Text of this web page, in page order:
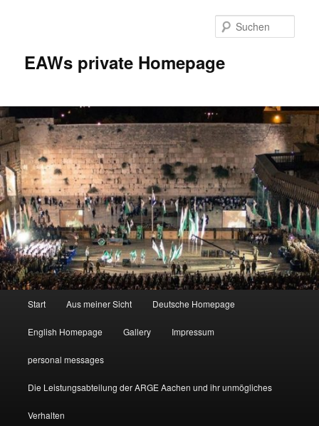
EAWs private Homepage
Start Aus meiner Sicht Deutsche Homepage
English Homepage Gallery Impressum
personal messages
Die Leistungsabteilung der ARGE Aachen und ihr unmögliches
Verhalten